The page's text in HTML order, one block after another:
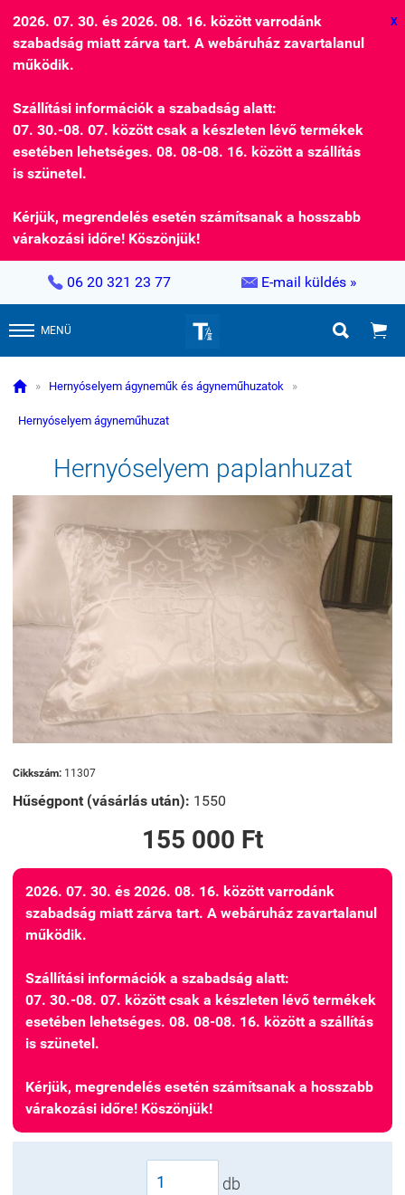
2026. 07. 30. és 2026. 08. 16. között varrodánk
szabadság miatt zárva tart. A webáruház zavartalanul
működik.
Szállítási információk a szabadság alatt:
07. 30.-08. 07. között csak a készleten lévő termékek
esetében lehetséges. 08. 08-08. 16. között a szállítás
is szünetel.
Kérjük, megrendelés esetén számítsanak a hosszabb
várakozási időre! Köszönjük!
X
 06 20 321 23 77  E-mail küldés »
MENÜ  
 » Hernyóselyem ágyneműk és ágyneműhuzatok »
Hernyóselyem ágyneműhuzat
Hernyóselyem paplanhuzat
Cikkszám: 11307
Hűségpont (vásárlás után): 1550
155 000 Ft
2026. 07. 30. és 2026. 08. 16. között varrodánk
szabadság miatt zárva tart. A webáruház zavartalanul
működik.
Szállítási információk a szabadság alatt:
07. 30.-08. 07. között csak a készleten lévő termékek
esetében lehetséges. 08. 08-08. 16. között a szállítás
is szünetel.
Kérjük, megrendelés esetén számítsanak a hosszabb
várakozási időre! Köszönjük!
db